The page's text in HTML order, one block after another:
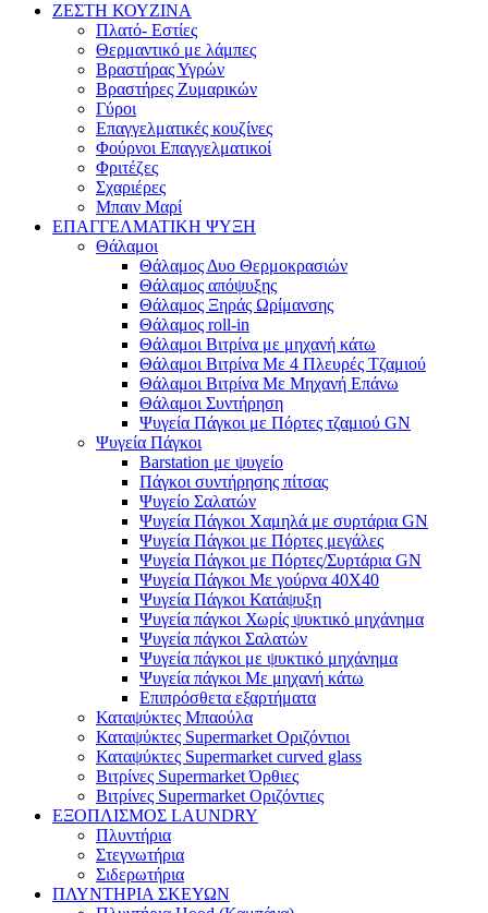
ΖΕΣΤΗ ΚΟΥΖΙΝΑ
Πλατό- Εστίες
Θερμαντικό με λάμπες
Βραστήρας Υγρών
Βραστήρες Ζυμαρικών
Γύροι
Επαγγελματικές κουζίνες
Φούρνοι Επαγγελματικοί
Φριτέζες
Σχαριέρες
Μπαιν Μαρί
ΕΠΑΓΓΕΛΜΑΤΙΚΗ ΨΥΞΗ
Θάλαμοι
Θάλαμος Δυο Θερμοκρασιών
Θάλαμος απόψυξης
Θάλαμος Ξηράς Ωρίμανσης
Θάλαμος roll-in
Θάλαμοι Βιτρίνα με μηχανή κάτω
Θάλαμοι Βιτρίνα Με 4 Πλευρές Τζαμιού
Θάλαμοι Βιτρίνα Με Μηχανή Επάνω
Θάλαμοι Συντήρηση
Ψυγεία Πάγκοι με Πόρτες τζαμιού GN
Ψυγεία Πάγκοι
Barstation με ψυγείο
Πάγκοι συντήρησης πίτσας
Ψυγείο Σαλατών
Ψυγεία Πάγκοι Χαμηλά με συρτάρια GN
Ψυγεία Πάγκοι με Πόρτες μεγάλες
Ψυγεία Πάγκοι με Πόρτες/Συρτάρια GN
Ψυγεία Πάγκοι Με γούρνα 40Χ40
Ψυγεία Πάγκοι Κατάψυξη
Ψυγεία πάγκοι Χωρίς ψυκτικό μηχάνημα
Ψυγεία πάγκοι Σαλατών
Ψυγεία πάγκοι με ψυκτικό μηχάνημα
Ψυγεία πάγκοι Με μηχανή κάτω
Επιπρόσθετα εξαρτήματα
Καταψύκτες Μπαούλα
Καταψύκτες Supermarket Οριζόντιοι
Καταψύκτες Supermarket curved glass
Βιτρίνες Supermarket Όρθιες
Βιτρίνες Supermarket Οριζόντιες
ΕΞΟΠΛΙΣΜΟΣ LAUNDRY
Πλυντήρια
Στεγνωτήρια
Σιδερωτήρια
ΠΛΥΝΤΗΡΙΑ ΣΚΕΥΩΝ